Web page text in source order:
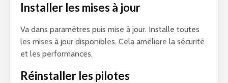
Installer les mises à jour
Va dans paramètres puis mise à jour. Installe toutes
les mises à jour disponibles. Cela améliore la sécurité
et les performances.
Réinstaller les pilotes